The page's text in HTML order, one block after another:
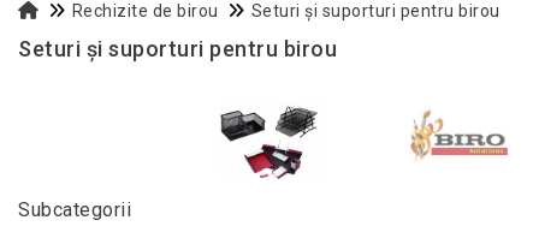
Rechizite de birou Seturi și suporturi pentru birou
Seturi și suporturi pentru birou
Subcategorii